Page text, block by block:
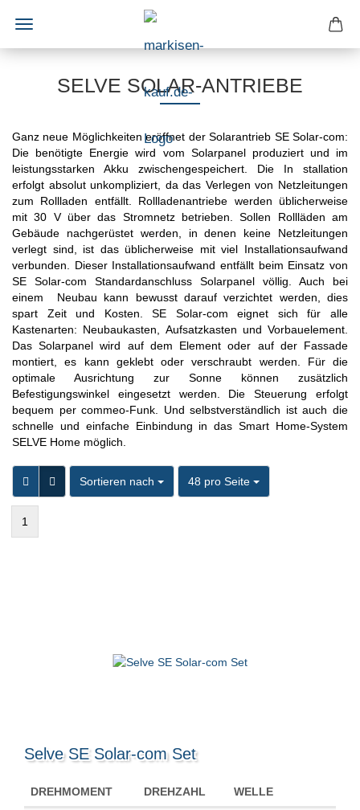
SELVE SOLAR-ANTRIEBE
Ganz neue Möglichkeiten eröffnet der Solarantrieb SE Solar-com:
Die benötigte Energie wird vom Solarpanel produziert und im
leistungsstarken Akku zwischengespeichert. Die In stallation
erfolgt absolut unkompliziert, da das Verlegen von Netzleitungen
zum Rollladen entfällt. Rollladenantriebe werden üblicherweise
mit 30 V über das Stromnetz betrieben. Sollen Rollläden am
Gebäude nachgerüstet werden, in denen keine Netzleitungen
verlegt sind, ist das üblicherweise mit viel Installationsaufwand
verbunden. Dieser Installationsaufwand entfällt beim Einsatz von
SE Solar-com Standardanschluss Solarpanel völlig. Auch bei
einem Neubau kann bewusst darauf verzichtet werden, dies
spart Zeit und Kosten. SE Solar-com eignet sich für alle
Kastenarten: Neubaukasten, Aufsatzkasten und Vorbauelement.
Das Solarpanel wird auf dem Element oder auf der Fassade
montiert, es kann geklebt oder verschraubt werden. Für die
optimale Ausrichtung zur Sonne können zusätzlich
Befestigungswinkel eingesetzt werden. Die Steuerung erfolgt
bequem per commeo-Funk. Und selbstverständlich ist auch die
schnelle und einfache Einbindung in das Smart Home-System
SELVE Home möglich.
Sortieren nach
Sortieren nach 48 pro Seite
pro Seite
1
Selve SE Solar-com Set
DREHMOMENT DREHZAHL WELLE